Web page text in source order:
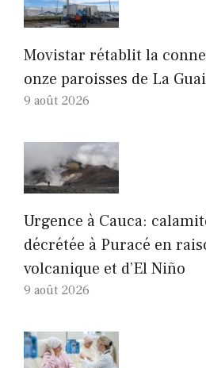
Movistar rétablit la
onze paroisses de La
9 août 2026
Urgence à Cauca:
décrétée à Puracé en
volcanique et d’El Niño
9 août 2026